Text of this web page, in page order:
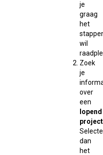
je
graag
het
wil
Zoek
je
over
een
lopend
project
dan
het